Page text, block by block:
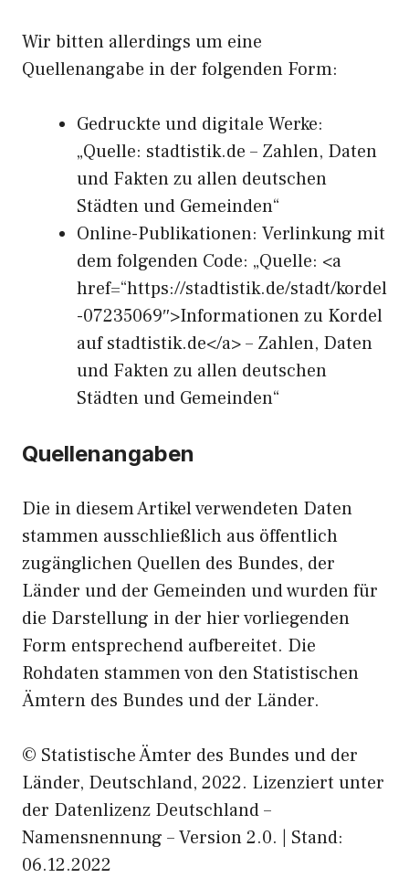
Wir bitten allerdings um eine
Quellenangabe in der folgenden Form:
Gedruckte und digitale Werke:
„Quelle: stadtistik.de – Zahlen, Daten
und Fakten zu allen deutschen
Städten und Gemeinden“
Online-Publikationen: Verlinkung mit
dem folgenden Code: „Quelle: <a
href=“https://stadtistik.de/stadt/kordel
-07235069″>Informationen zu Kordel
auf stadtistik.de</a> – Zahlen, Daten
und Fakten zu allen deutschen
Städten und Gemeinden“
Quellenangaben
Die in diesem Artikel verwendeten Daten
stammen ausschließlich aus öffentlich
zugänglichen Quellen des Bundes, der
Länder und der Gemeinden und wurden für
die Darstellung in der hier vorliegenden
Form entsprechend aufbereitet. Die
Rohdaten stammen von den Statistischen
Ämtern des Bundes und der Länder.
© Statistische Ämter des Bundes und der
Länder, Deutschland, 2022. Lizenziert unter
der Datenlizenz Deutschland –
Namensnennung – Version 2.0. | Stand:
06.12.2022